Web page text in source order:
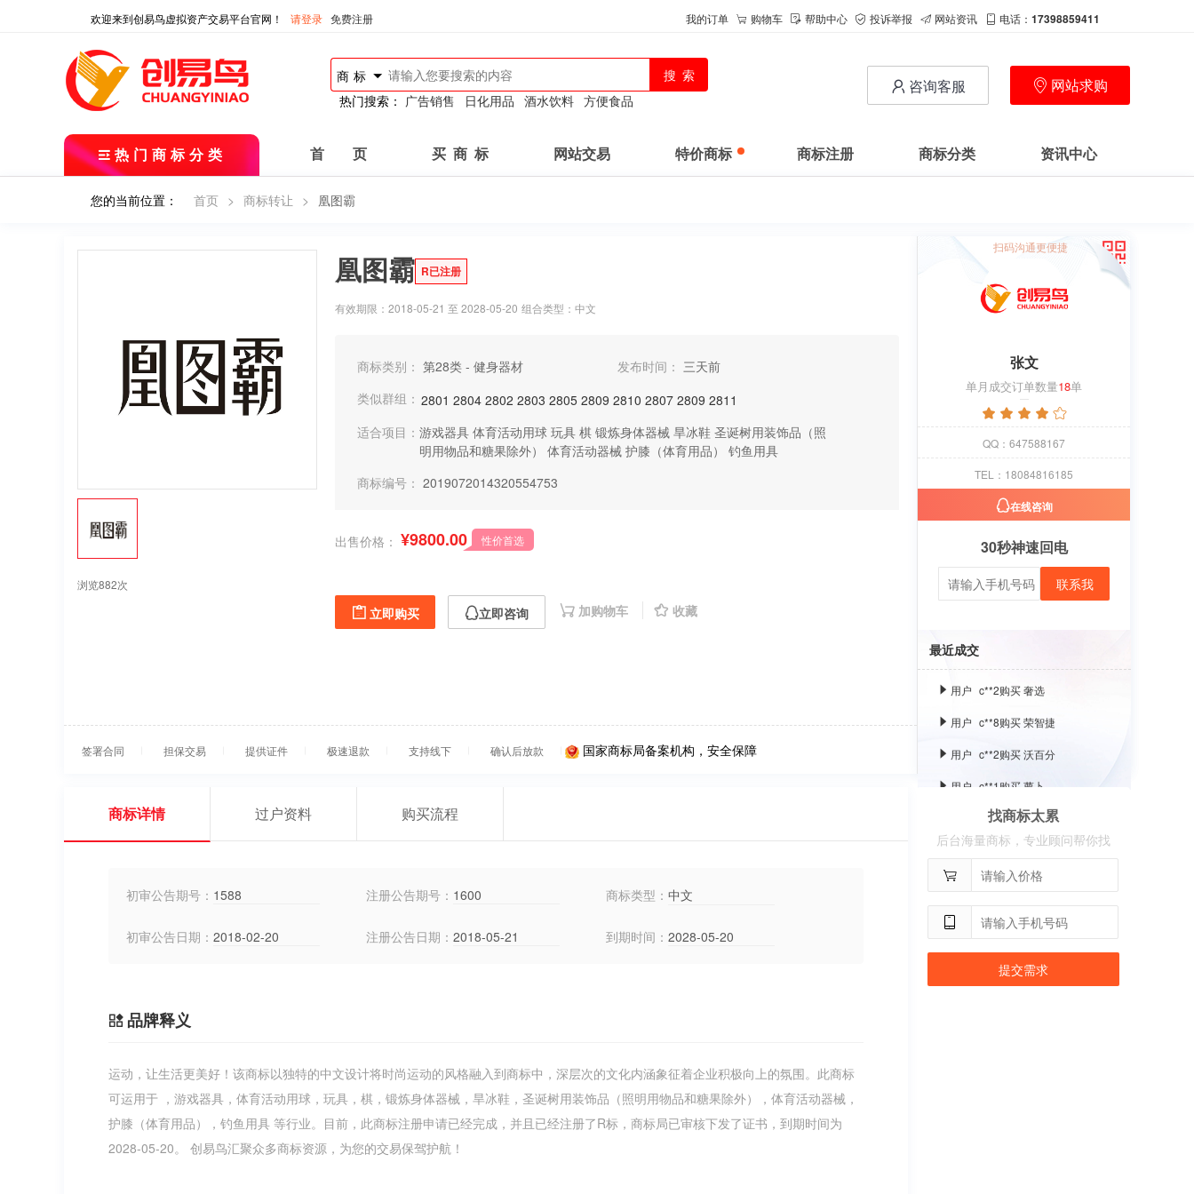
欢迎来到创易鸟虚拟资产交易平台官网！ 请登录 免费注册 我的订单 购物车 帮助中心 投诉举报 网站资讯 电话： 17398859411
商标
热门搜索： 广告销售 日化用品 酒水饮料 方便食品
咨询客服 网站求购
热门商标分类 首 页 买 商 标 网站交易 特价商标 商标注册 商标分类 资讯中心
您的当前位置： 首页 > 商标转让 > 凰图霸
浏览882次
凰图霸 R已注册
有效期限：2018-05-21 至 2028-05-20 组合类型：中文
商标类别： 第28类 - 健身器材 发布时间： 三天前
类似群组： 2801 2804 2802 2803 2805 2809 2810 2807 2809 2811
适合项目： 游戏器具 体育活动用球 玩具 棋 锻炼身体器械 旱冰鞋 圣诞树用装饰品（照
明用物品和糖果除外）
体育活动器械 护膝（体育用品）
钓鱼用具
商标编号： 2019072014320554753
出售价格： ¥9800.00 性价首选
立即购买 立即咨询 加购物车 收藏
签署合同 担保交易 提供证件 极速退款 支持线下 确认后放款 国家商标局备案机构，安全保障
扫码沟通更便捷
张文
单月成交订单数量18单
QQ：647588167
TEL：18084816185
在线咨询
30秒神速回电
联系我
最近成交
用户 c**1购买 萝卜
用户 c**8购买 古雍堂
购买 奢选
购买 沃百分
用户 c**1购买 萝卜
用户
用户 c**8购买 荣智捷
用户 c**2购买 沃百分
用户 c**1购买 萝卜
用户 c**8购买 古雍堂
c**2购买 奢选
用户 c**8购买 荣智捷
用户 c**2购买 沃百分
商标详情 过户资料 购买流程
初审公告期号： 1588 注册公告期号： 1600 商标类型： 中文
初审公告日期： 2018-02-20 注册公告日期： 2018-05-21 到期时间： 2028-05-20
品牌释义
运动，让生活更美好！该商标以独特的中文设计将时尚运动的风格融入到商标中，深层次的文化内涵象征着企业积极向上的氛围。此商标
可运用于 ，游戏器具，体育活动用球，玩具，棋，锻炼身体器械，旱冰鞋，圣诞树用装饰品（照明用物品和糖果除外），体育活动器械，
护膝（体育用品），钓鱼用具 等行业。目前，此商标注册申请已经完成，并且已经注册了R标，商标局已审核下发了证书，到期时间为
2028-05-20。 创易鸟汇聚众多商标资源，为您的交易保驾护航！
找商标太累
后台海量商标，专业顾问帮你找
提交需求